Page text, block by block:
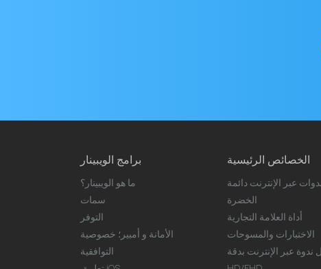
برامج الويبينار
ما هو الويبينار؟
سمات
التوفر
الأمانة و أمبير؛ خصوصية
التوافقية
الخصائص الرئيسية
عبر الإنترنت دائمة
الخضرة
أداة العلامة التجارية
الاختبارات والمسوحات
ندوة عبر الإنترنت بدقة